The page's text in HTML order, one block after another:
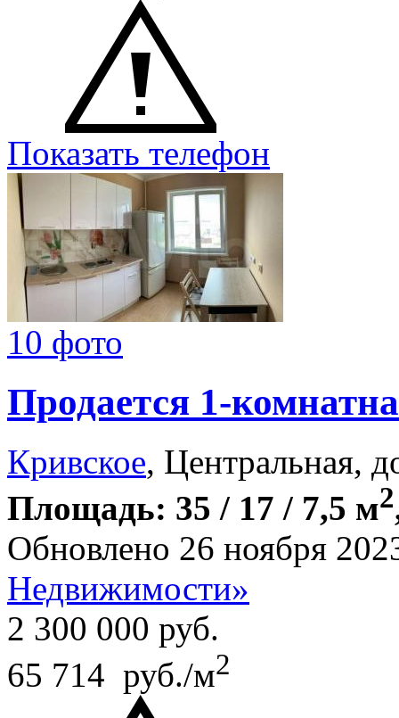
Показать телефон
10 фото
Продается 1-
Кривское, Центральная,
Площадь: 35 / 17 / 7,5 м2
Обновлено 26 ноября
Недвижимости»
2 300 000 руб.
65 714 руб./м2